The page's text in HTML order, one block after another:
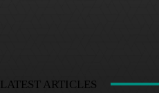
LATEST ARTICLES